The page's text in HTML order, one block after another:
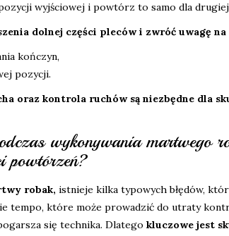
wyjściowej i powtórz to samo dla
dolnej części pleców i zwróć uwagę
kończyn,
pozycji.
oraz kontrola ruchów są niezbędne dla
wykonywania martwego
powtórzeń?
robak, istnieje kilka typowych błędów,
tempo, które może prowadzić do utraty
się technika. Dlatego kluczowe jest